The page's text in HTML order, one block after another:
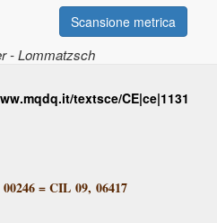
Scansione metrica
- Lommatzsch
textsce/CE|ce|1131
=CIL 09, 06417